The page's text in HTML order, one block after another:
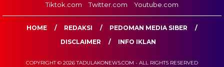
Tiktok.com
Twitter.com Youtube.com
HOME REDAKSI
PEDOMAN MEDIA SIBER
DISCLAIMER
INFO IKLAN
COPYRIGHT © 2026 TADULAKONEWS.COM - ALL RIGHTS RESERVED